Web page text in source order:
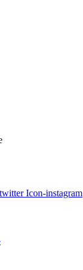
Icon-instagram